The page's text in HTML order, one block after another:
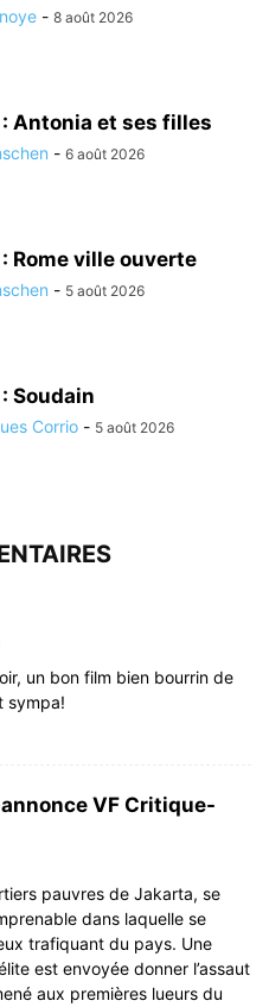
- 8 août 2026
Antonia et ses filles
- 6 août 2026
Rome ville ouverte
- 5 août 2026
Soudain
Corrio - 5 août 2026
un bon film bien bourrin de
sympa!
VF Critique-
pauvres de Jakarta, se
dans laquelle se
trafiquant du pays. Une
est envoyée donner l’assaut
aux premières lueurs du